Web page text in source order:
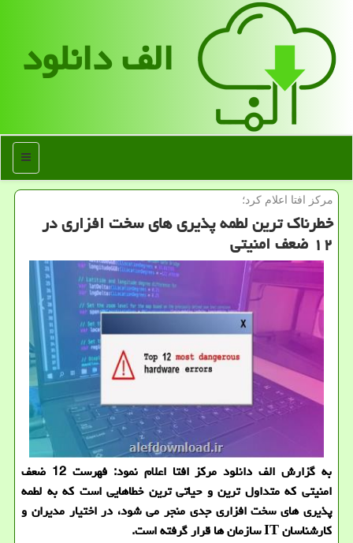
الف دانلود
منو
مركز افتا اعلام كرد؛
خطرناک ترین لطمه پذیری های سخت افزاری در
۱۲ ضعف امنیتی
به گزارش الف دانلود مرکز افتا اعلام نمود: فهرست 12 ضعف
امنیتی که متداول ترین و حیاتی ترین خطاهایی است که به لطمه
پذیری های سخت افزاری جدی منجر می شود، در اختیار مدیران و
کارشناسان IT سازمان ها قرار گرفته است.